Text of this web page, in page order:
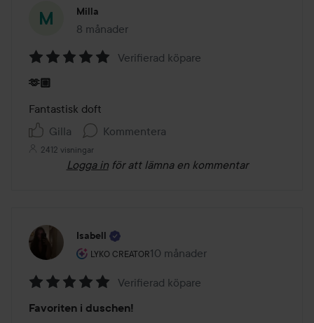
Milla
8 månader
Inlägget skapades 8 månader
5
av
5
Verifierad köpare
🫶🏼
Fantastisk doft
Gilla
Kommentera
2412 visningar
Logga in för att lämna en kommentar
Isabell
LYKO CREATOR
Användarens roll: Lyko Creator.
10 månader
Inlägget skapades 10 månader
5
Verifierad köpare
Favoriten i duschen!